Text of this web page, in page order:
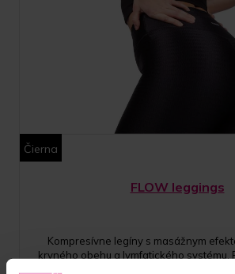
Čierna
FLOW leggings
Kompresívne legíny s masážnym
krvného obehu a lymfatického systému.
opuchy, uľaviť od pocitu ťažkých nôh a